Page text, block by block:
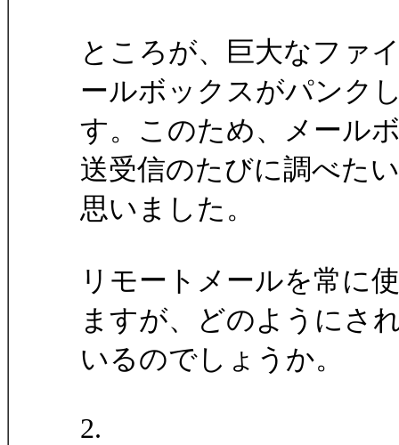
ところが、巨大なファ
ールボックスがパンク
す。このため、メール
送受信のたびに調べた
思いました。
リモートメールを常に
ますが、どのようにさ
いるのでしょうか。
2.